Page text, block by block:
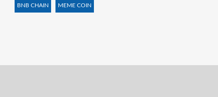
BNB CHAIN MEME COIN